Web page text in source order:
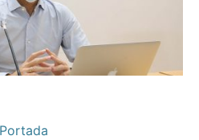
Portada